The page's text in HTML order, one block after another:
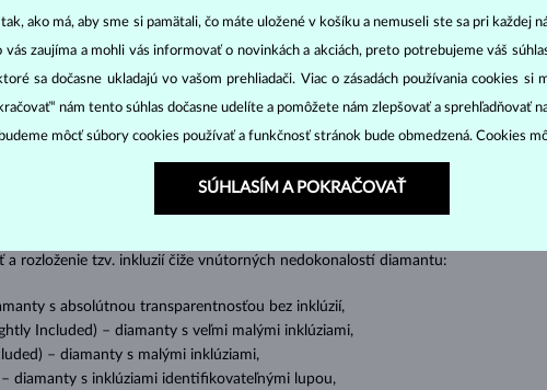
DIAMANTOVÉ ŠPERKY
ich základné parametre, tzv. 4C: výbrus (cut), čistota (clarity), farba (
jeho oslnivý lesk. Najobľúbenejší je výbrus guľatý, tzv.
.
princess (štvorboký alebo trojboký výbrus s ostrými rohmi, populárny najmä u
rozloženie tzv. inkluzií čiže vnútorných nedokonalostí diamantu:
s absolútnou transparentnosťou bez inklúzií,
Included) – diamanty s veľmi malými inklúziami,
– diamanty s malými inklúziami,
diamanty s inklúziami identifikovateľnými lupou,
ako má, aby sme si pamätali, čo máte uložené v košíku a nemuseli ste sa pri každej
vás zaujíma a mohli vás informovať o novinkách a akciách, preto potrebujeme váš
sa dočasne ukladajú vo vašom prehliadači. Viac o zásadách používania cookies si
nám tento súhlas dočasne udelíte a pomôžete nám zlepšovať a sprehľadňovať
môcť súbory cookies používať a funkčnosť stránok bude obmedzená. Cookies
SÚHLASÍM A POKRAČOVAŤ